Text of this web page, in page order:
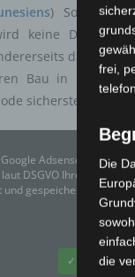
) Somit
keine Dürre
darf
Bau in Kürze
sicherstellen zu
Adsense (Google
DSGVO Ihre
gespeichert. Welche
✓ Erlauben
frei,
Die
die